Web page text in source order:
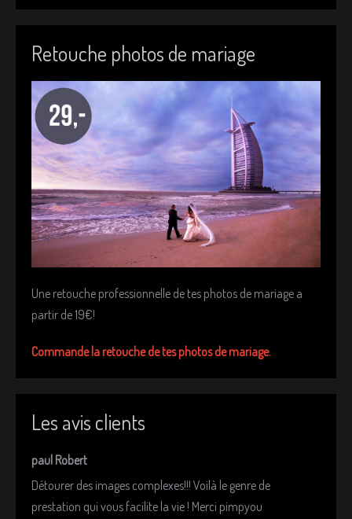
Retouche photos de mariage
Une retouche professionnelle de tes photos de mariage a
partir de 19€!
Commande la retouche de tes photos de mariage.
Les avis clients
paul Robert
Détourer des images complexes!!! Voilà le genre de
prestation qui vous facilite la vie ! Merci pimpyou